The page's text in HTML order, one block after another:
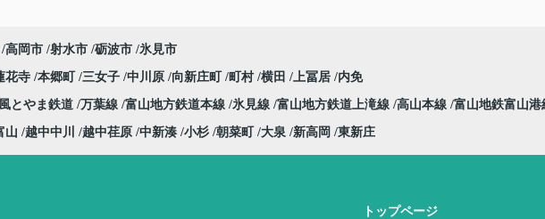
高岡市 射水市 砺波市 氷見市
花寺 本郷町 三女子 中川原 向新庄町 町村 横田 上冨居 内免
とやま鉄道 万葉線 富山地方鉄道本線 氷見線 富山地方鉄道上滝線 高山本線 富山地鉄富山港
山 越中中川 越中荏原 中新湊 小杉 朝菜町 大泉 新高岡 東新庄
トップページ